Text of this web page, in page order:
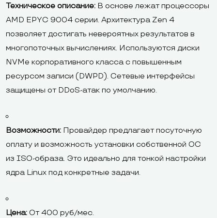
Техническое описание: В основе лежат процессоры
AMD EPYC 9004 серии. Архитектура Zen 4
позволяет достигать невероятных результатов в
многопоточных вычислениях. Используются диски
NVMe корпоративного класса с повышенным
ресурсом записи (DWPD). Сетевые интерфейсы
защищены от DDoS-атак по умолчанию.
Возможности: Провайдер предлагает посуточную
оплату и возможность установки собственной ОС
из ISO-образа. Это идеально для тонкой настройки
ядра Linux под конкретные задачи.
Цена: От 400 руб/мес.